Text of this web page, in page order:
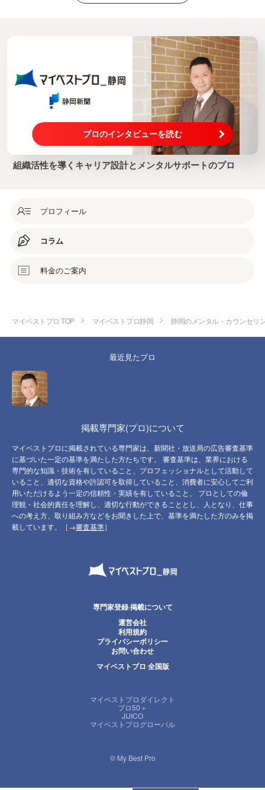
プロのインタビューを読む
組織活性を導くキャリア設計とメンタルサポートのプロ
プロフィール
コラム
料金のご案内
マイベストプロ TOP マイベストプロ静岡 静岡のメンタル・カウンセリ
最近見たプロ
掲載専門家(プロ)について
マイベストプロに掲載されている専門家は、新聞社・放送局の広告審査基準
に基づいた一定の基準を満たした方たちです。 審査基準は、業界における
専門的な知識・技術を有していること、プロフェッショナルとして活動して
いること、適切な資格や許認可を取得していること、消費者に安心してご利
用いただけるよう一定の信頼性・実績を有していること、 プロとしての倫
理観・社会的責任を理解し、適切な行動ができることとし、人となり、仕事
への考え方、取り組み方などをお聞きした上で、基準を満たした方のみを掲
載しています。［→審査基準］
専門家登録·掲載について
運営会社
利用規約
プライバシーポリシー
お問い合わせ
マイベストプロ 全国版
マイベストプロダイレクト
プロ50＋
JIJICO
マイベストプログローバル
© My Best Pro